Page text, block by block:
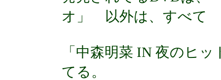
オ」 以外は、すべて
「中森明菜 IN 夜のヒ
てる。